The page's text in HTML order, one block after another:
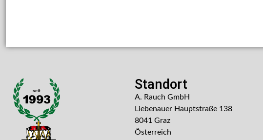
Standort
A. Rauch GmbH
Liebenauer Hauptstraße 138
8041 Graz
Österreich